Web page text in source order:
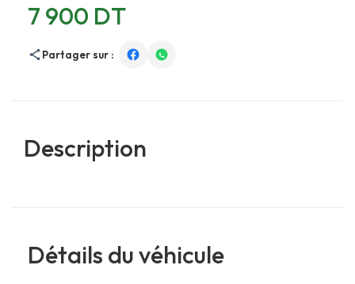
7 900 DT
Partager sur :
Description
Détails du véhicule